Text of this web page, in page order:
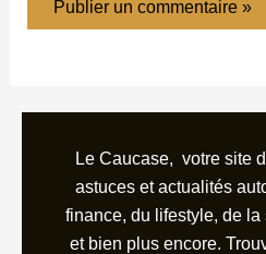
Le Caucase, votre site
astuces et actualités
finance, du lifestyle, de
et bien plus encore.